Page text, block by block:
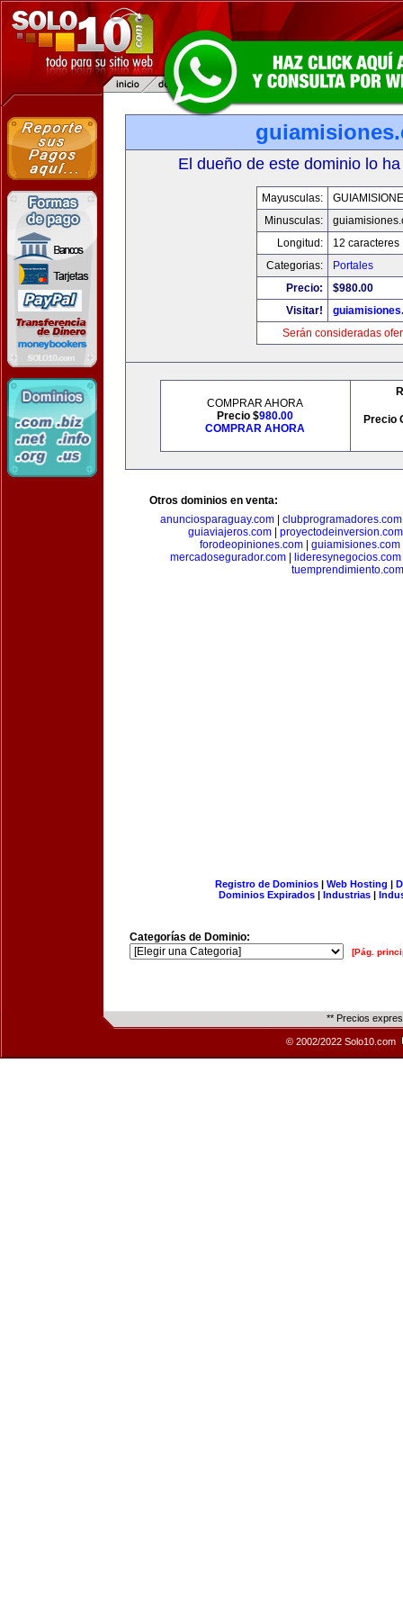
El dueño de este dominio lo
Mayusculas:
Minusculas:
Longitud:
12 caracteres
Categorias:
Portales
Precio:
$980.00
Visitar!
Serán consideradas
COMPRAR AHORA
Precio $980.00
COMPRAR AHORA
Precio
Otros dominios en venta:
anunciosparaguay.com
clubprogramadores.com
guiaviajeros.com| proyectodeinversion.com
forodeopiniones.com
guiamisiones.com
mercadosegurador.com
lideresynegocios.com
tuemprendimiento.com
Registro de Dominios| Web Hosting |
Dominios Expirados | Industrias |
Categorías de Dominio:
[Pág.
** Precios
© 2002/2022 Solo10.com